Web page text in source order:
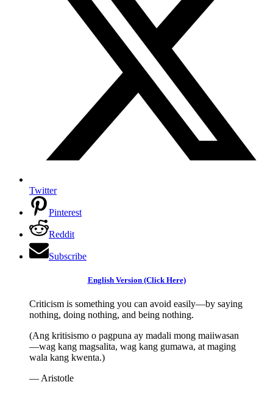
Twitter
Pinterest
Reddit
Subscribe
English Version (Click Here)
Criticism is something you can avoid easily—by saying
nothing, doing nothing, and being nothing.
(Ang kritisismo o pagpuna ay madali mong maiiwasan
—wag kang magsalita, wag kang gumawa, at maging
wala kang kwenta.)
— Aristotle